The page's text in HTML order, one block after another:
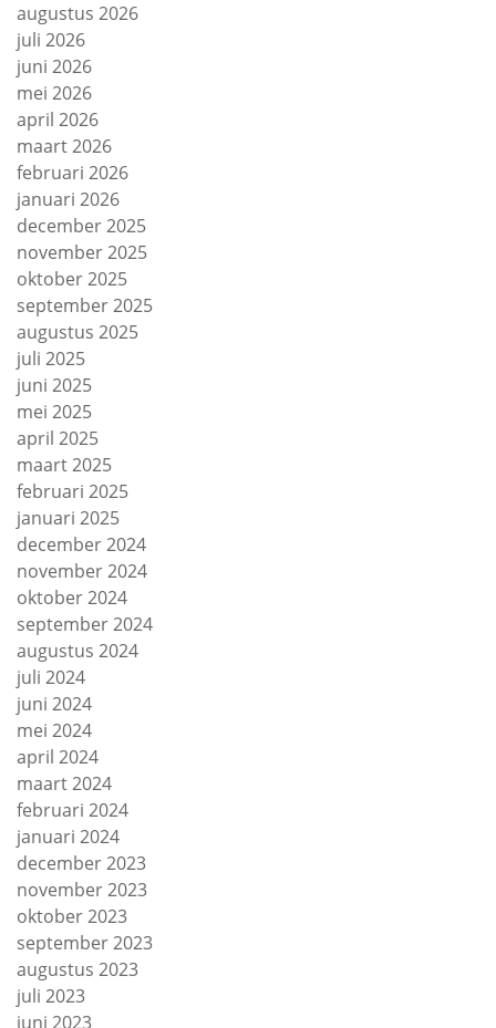
augustus 2026
juli 2026
juni 2026
mei 2026
april 2026
maart 2026
februari 2026
januari 2026
december 2025
november 2025
oktober 2025
september 2025
augustus 2025
juli 2025
juni 2025
mei 2025
april 2025
maart 2025
februari 2025
januari 2025
december 2024
november 2024
oktober 2024
september 2024
augustus 2024
juli 2024
juni 2024
mei 2024
april 2024
maart 2024
februari 2024
januari 2024
december 2023
november 2023
oktober 2023
september 2023
augustus 2023
juli 2023
juni 2023